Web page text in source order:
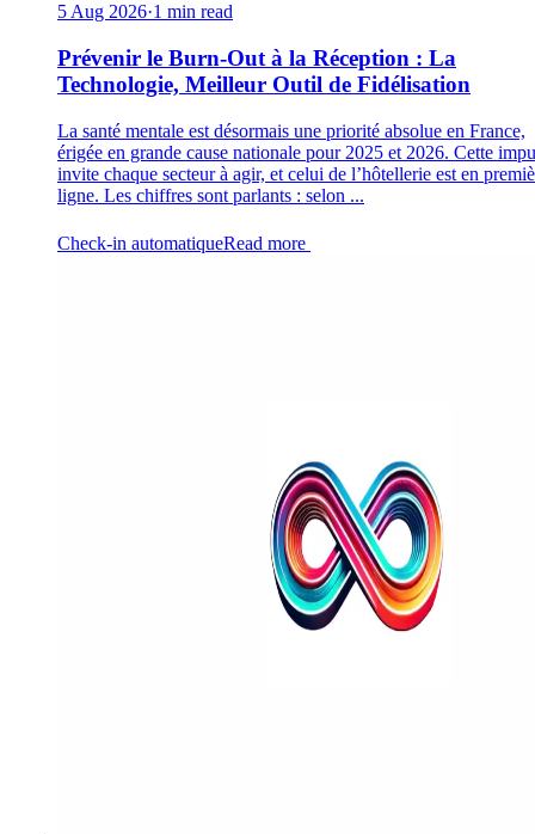
5 Aug 2026·1 min read
Prévenir le Burn-Out à la Réception : La
Technologie, Meilleur Outil de Fidélisation
La santé mentale est désormais une priorité absolue en France,
érigée en grande cause nationale pour 2025 et 2026. Cette
invite chaque secteur à agir, et celui de l’hôtellerie est en
ligne. Les chiffres sont parlants : selon ...
Check-in automatiqueRead more